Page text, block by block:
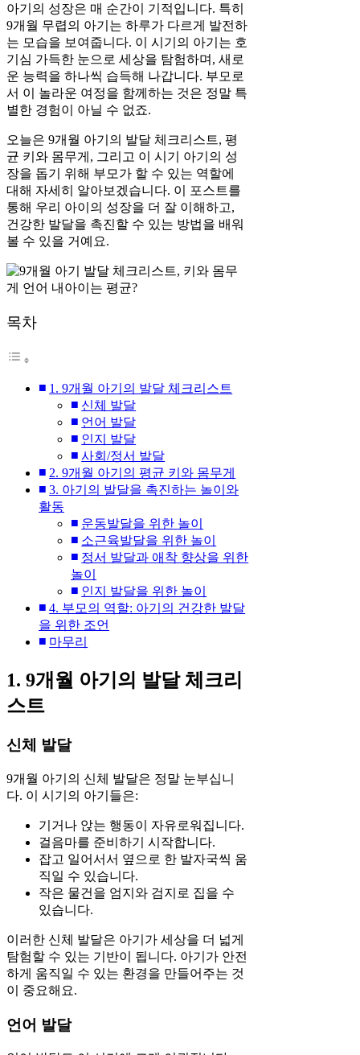
아기의 성장은 매 순간이 기적입니다. 특히
9개월 무렵의 아기는 하루가 다르게 발전하
는 모습을 보여줍니다. 이 시기의 아기는 호
기심 가득한 눈으로 세상을 탐험하며, 새로
운 능력을 하나씩 습득해 나갑니다. 부모로
서 이 놀라운 여정을 함께하는 것은 정말 특
별한 경험이 아닐 수 없죠.
오늘은 9개월 아기의 발달 체크리스트, 평
균 키와 몸무게, 그리고 이 시기 아기의 성
장을 돕기 위해 부모가 할 수 있는 역할에
대해 자세히 알아보겠습니다. 이 포스트를
통해 우리 아이의 성장을 더 잘 이해하고,
건강한 발달을 촉진할 수 있는 방법을 배워
볼 수 있을 거예요.
목차
1. 9개월 아기의 발달 체크리스트
신체 발달
언어 발달
인지 발달
사회/정서 발달
2. 9개월 아기의 평균 키와 몸무게
3. 아기의 발달을 촉진하는 놀이와
활동
운동발달을 위한 놀이
소근육발달을 위한 놀이
정서 발달과 애착 향상을 위한
놀이
인지 발달을 위한 놀이
4. 부모의 역할: 아기의 건강한 발달
을 위한 조언
마무리
1. 9개월 아기의 발달 체크리
스트
신체 발달
9개월 아기의 신체 발달은 정말 눈부십니
다. 이 시기의 아기들은:
기거나 앉는 행동이 자유로워집니다.
걸음마를 준비하기 시작합니다.
잡고 일어서서 옆으로 한 발자국씩 움
직일 수 있습니다.
작은 물건을 엄지와 검지로 집을 수
있습니다.
이러한 신체 발달은 아기가 세상을 더 넓게
탐험할 수 있는 기반이 됩니다. 아기가 안전
하게 움직일 수 있는 환경을 만들어주는 것
이 중요해요.
언어 발달